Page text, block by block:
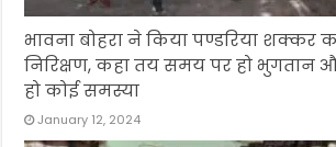
भावना बोहरा ने किया पण्डरिया शक्कर
निरिक्षण, कहा तय समय पर हो भुगतान
हो कोई समस्या
January 12, 2024